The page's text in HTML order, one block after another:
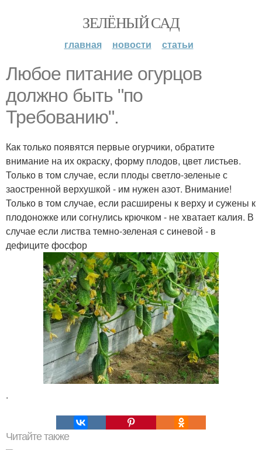
ЗЕЛЁНЫЙ САД
главная новости статьи
Любое питание огурцов
должно быть "по
Требованию".
Как только появятся первые огурчики, обратите
внимание на их окраску, форму плодов, цвет листьев.
Только в том случае, если плоды светло-зеленые с
заостренной верхушкой - им нужен азот. Внимание!
Только в том случае, если расширены к верху и сужены к
плодоножке или согнулись крючком - не хватает калия. В
случае если листва темно-зеленая с синевой - в
дефиците фосфор
.
Читайте также